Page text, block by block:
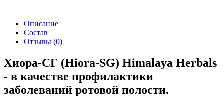
Описание
Состав
Отзывы (0)
Хиора-СГ (Hiora-SG) Himalaya Herbals
- в качестве профилактики
заболеваний ротовой полости.